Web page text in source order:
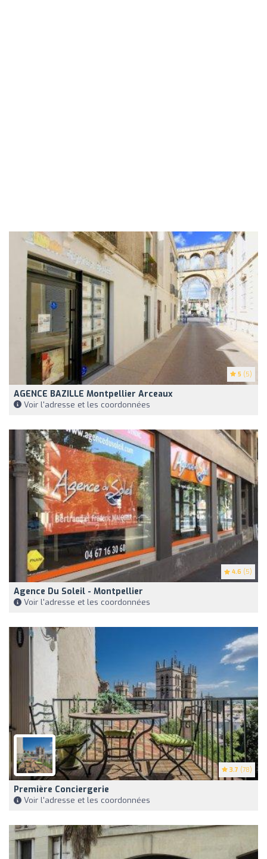
5 (5)
AGENCE BAZILLE Montpellier Arceaux
Voir l'adresse et les coordonnées
4.6 (5)
Agence Du Soleil - Montpellier
Voir l'adresse et les coordonnées
3.7 (78)
Première Conciergerie
Voir l'adresse et les coordonnées